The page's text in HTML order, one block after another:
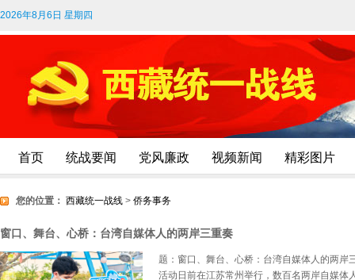
2026年8月6日 星期四
首页 统战要闻 党风廉政 视频新闻 精彩图片
您的位置： 西藏统一战线 > 侨务事务
窗口、舞台、心桥：台湾自媒体人的两岸三重奏
题：窗口、舞台、心桥：台湾自媒体人的两
活动日前在江苏常州举行，数百名两岸自媒体